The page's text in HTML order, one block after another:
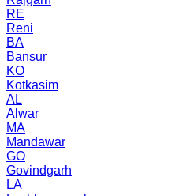
RE
Reni
BA
Bansur
KO
Kotkasim
AL
Alwar
MA
Mandawar
GO
Govindgarh
LA